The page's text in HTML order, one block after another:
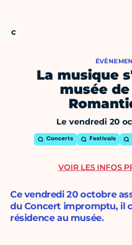
La musique
musée
Le vendredi 20
Concerts Festivals
Ce vendredi 20 octobre
du Concert impromptu, il
résidence au musée.
VOIR LES INFOS